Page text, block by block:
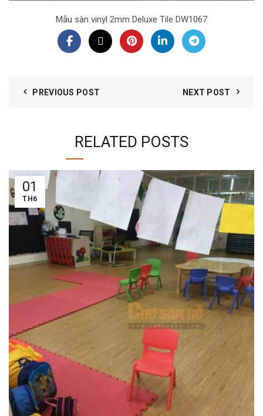
Mẫu sàn vinyl 2mm Deluxe Tile DW1067
PREVIOUS POST NEXT POST
RELATED POSTS
01
TH6